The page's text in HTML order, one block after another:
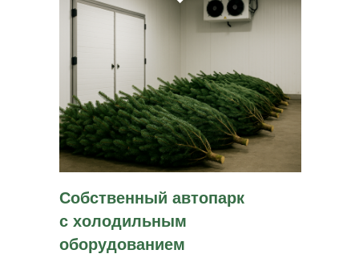
Собственный автопарк
с холодильным
оборудованием